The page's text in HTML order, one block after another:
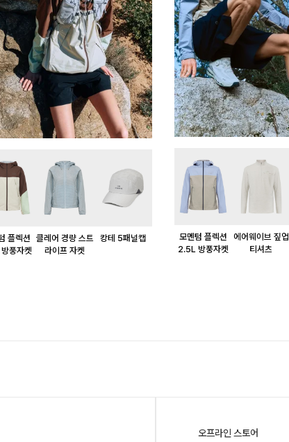
플렉션
풍자켓
클레어 경량 스트
라이프 자켓
캉테 5패널캡
모멘텀 플렉션
2.5L 방풍자켓
에어웨이브 짚업
티셔츠
오프라인 스토어